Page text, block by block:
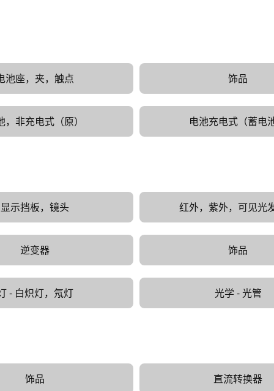
池座，夹，触点 饰品
，非充电式（原） 电池充电式（蓄电
显示挡板，镜头 红外，紫外，可见光
逆变器 饰品
- ​​白炽灯，氖灯 光学 - 光管
饰品 直流转换器